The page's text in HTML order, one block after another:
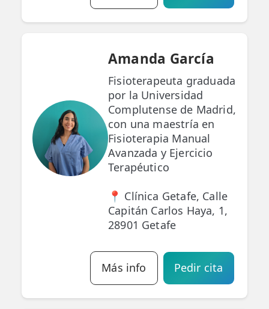
Amanda García
Fisioterapeuta graduada
por la Universidad
Complutense de Madrid,
con una maestría en
Fisioterapia Manual
Avanzada y Ejercicio
Terapéutico
📍 Clínica Getafe, Calle
Capitán Carlos Haya, 1,
28901 Getafe
Más info Pedir cita